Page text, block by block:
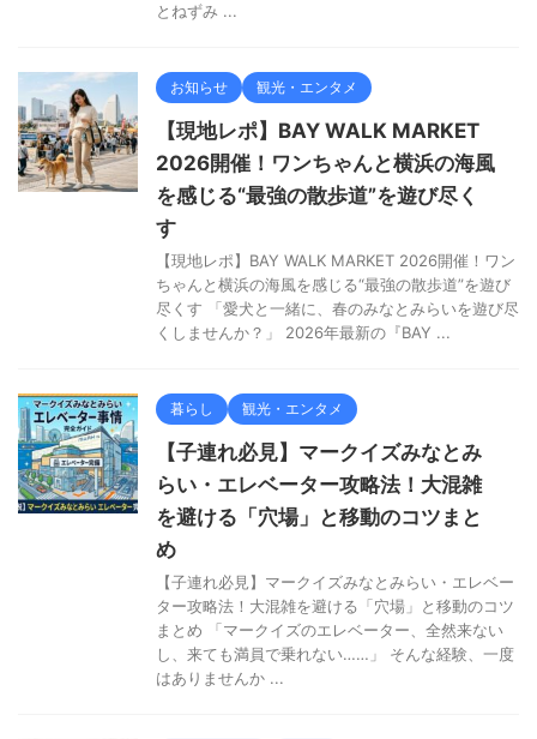
とねずみ ...
お知らせ 観光・エンタメ
【現地レポ】BAY WALK MARKET
2026開催！ワンちゃんと横浜の海風
を感じる“最強の散歩道”を遊び尽く
す
【現地レポ】BAY WALK MARKET 2026開催！ワン
ちゃんと横浜の海風を感じる“最強の散歩道”を遊び
尽くす 「愛犬と一緒に、春のみなとみらいを遊び尽
くしませんか？」 2026年最新の『BAY ...
暮らし 観光・エンタメ
【子連れ必見】マークイズみなとみ
らい・エレベーター攻略法！大混雑
を避ける「穴場」と移動のコツまと
め
【子連れ必見】マークイズみなとみらい・エレベー
ター攻略法！大混雑を避ける「穴場」と移動のコツ
まとめ 「マークイズのエレベーター、全然来ない
し、来ても満員で乗れない……」 そんな経験、一度
はありませんか ...